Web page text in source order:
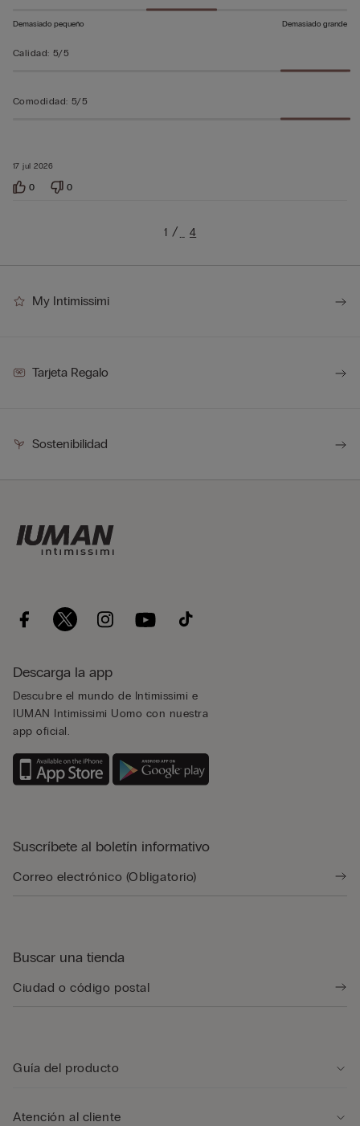
17 jul 2026
Demasiado pequeño Demasiado grande
Calidad: 5/5
Comodidad: 5/5
0 0
1 … 4
My Intimissimi
Tarjeta Regalo
Sostenibilidad
Descarga la app
Descubre el mundo de Intimissimi e
IUMAN Intimissimi Uomo con nuestra
app oficial.
Suscríbete al boletín informativo
Buscar una tienda
Guía del producto
Atención al cliente